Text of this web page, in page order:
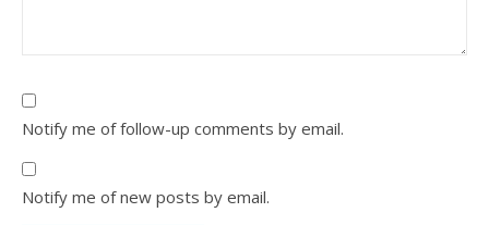
Notify me of follow-up comments by email.
Notify me of new posts by email.